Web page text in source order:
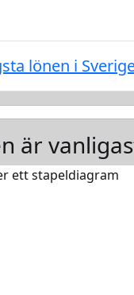
lönen i
är